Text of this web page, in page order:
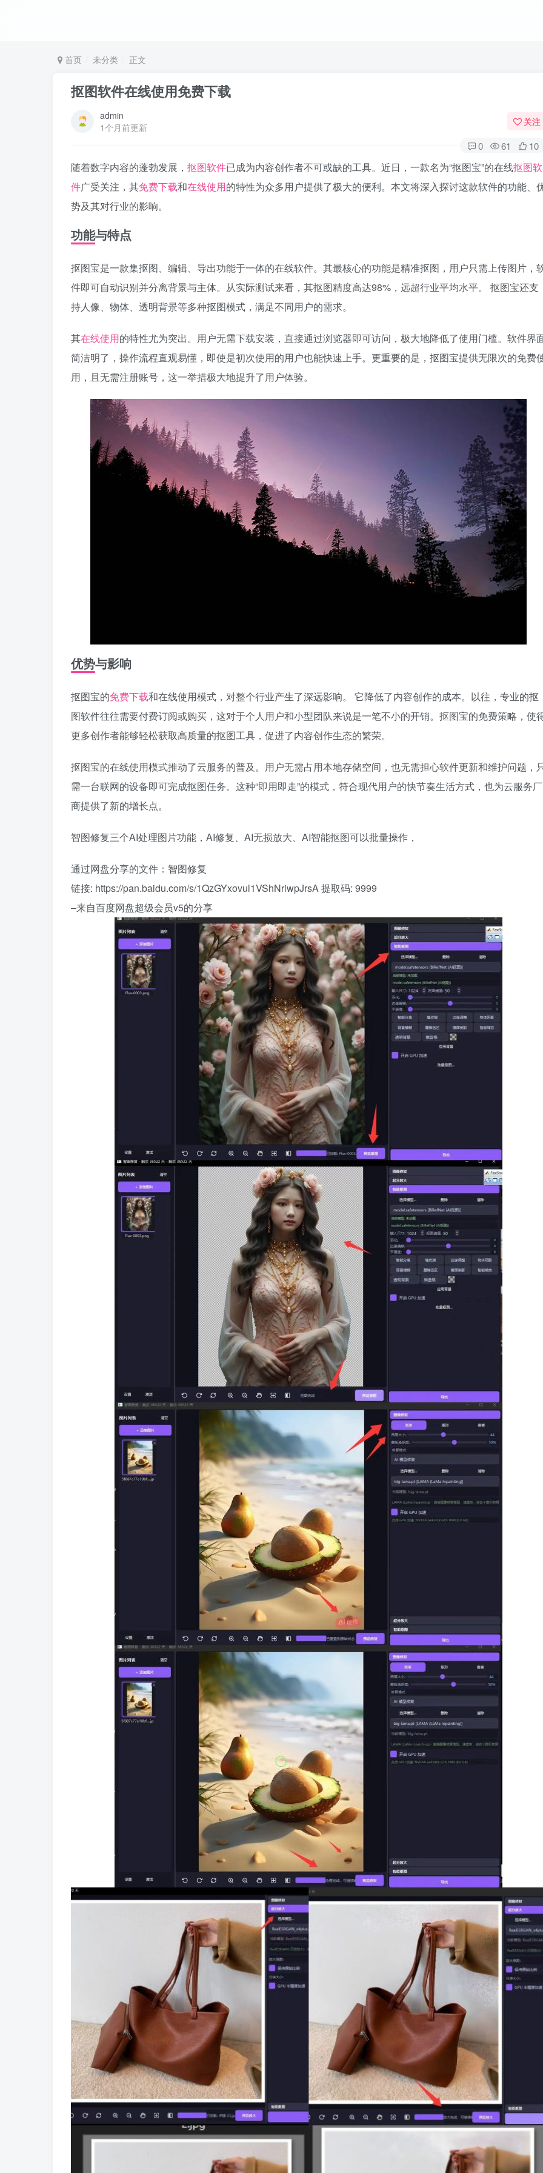
首页 未分类 正文
抠图软件在线使用免费下载
admin
1个月前更新
关注
0 61 10
随着数字内容的蓬勃发展， 抠图软件已成为内容创作者不可或缺的工具。近日，一款名为“抠图宝”的在线抠图软
件广受关注，其免费下载和在线使用的特性为众多用户提供了极大的便利。本文将深入探讨这款软件的功能、
势及其对行业的影响。
功能与特点
抠图宝是一款集抠图、编辑、导出功能于一体的在线软件。其最核心的功能是精准抠图，用户只需上传图片，
件即可自动识别并分离背景与主体。从实际测试来看，其抠图精度高达98%，远超行业平均水平。 抠图宝还支
持人像、物体、透明背景等多种抠图模式，满足不同用户的需求。
其在线使用的特性尤为突出。用户无需下载安装，直接通过浏览器即可访问，极大地降低了使用门槛。软件界
简洁明了，操作流程直观易懂，即使是初次使用的用户也能快速上手。更重要的是，抠图宝提供无限次的免费
用，且无需注册账号，这一举措极大地提升了用户体验。
优势与影响
抠图宝的免费下载和在线使用模式，对整个行业产生了深远影响。 它降低了内容创作的成本。以往，专业的抠
图软件往往需要付费订阅或购买，这对于个人用户和小型团队来说是一笔不小的开销。抠图宝的免费策略，使
更多创作者能够轻松获取高质量的抠图工具，促进了内容创作生态的繁荣。
抠图宝的在线使用模式推动了云服务的普及。用户无需占用本地存储空间，也无需担心软件更新和维护问题，
需一台联网的设备即可完成抠图任务。这种“即用即走”的模式，符合现代用户的快节奏生活方式，也为云服务厂
商提供了新的增长点。
智图修复三个AI处理图片功能，AI修复、AI无损放大、AI智能抠图可以批量操作，
通过网盘分享的文件：智图修复
链接: https://pan.baidu.com/s/1QzGYxovul1VShNriwpJrsA 提取码: 9999
–来自百度网盘超级会员v5的分享